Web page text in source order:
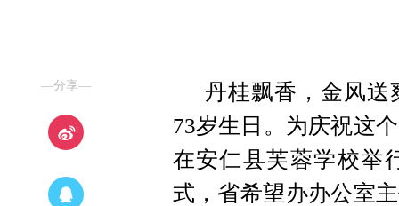
—分享—
丹桂飘香，金风送
73岁生日。为庆祝这
在安仁县芙蓉学校举
式，省希望办办公室